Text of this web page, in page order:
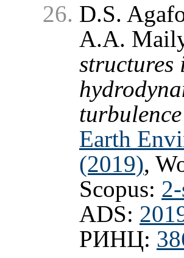
D.S.
A.A.
structures
Earth
(2019),
Scopus:
ADS:
РИНЦ: